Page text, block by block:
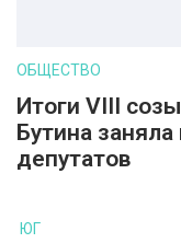
ОБЩЕСТВО
Итоги VIII
Бутина
депутатов
ЮГ